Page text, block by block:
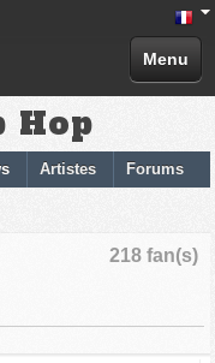
Menu
Hop
Artistes Forums
218 fan(s)